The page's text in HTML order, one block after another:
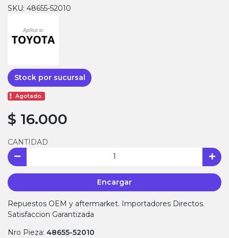
SKU: 48655-52010
Stock por sucursal
Agotado.
$ 16.000
CANTIDAD
Encargar
Repuestos OEM y aftermarket. Importadores Directos.
Satisfaccion Garantizada
Nro Pieza: 48655-52010